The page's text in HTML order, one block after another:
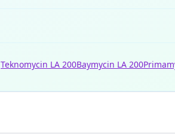
Teknomycin LA 200Baymycin LA 200